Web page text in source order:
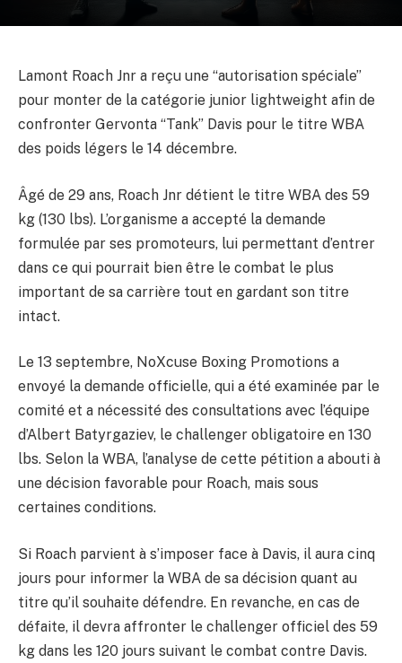
Lamont Roach Jnr a reçu une “autorisation spéciale”
pour monter de la catégorie junior lightweight afin de
confronter Gervonta “Tank” Davis pour le titre WBA
des poids légers le 14 décembre.
Âgé de 29 ans, Roach Jnr détient le titre WBA des 59
kg (130 lbs). L’organisme a accepté la demande
formulée par ses promoteurs, lui permettant d’entrer
dans ce qui pourrait bien être le combat le plus
important de sa carrière tout en gardant son titre
intact.
Le 13 septembre, NoXcuse Boxing Promotions a
envoyé la demande officielle, qui a été examinée par le
comité et a nécessité des consultations avec l’équipe
d’Albert Batyrgaziev, le challenger obligatoire en 130
lbs. Selon la WBA, l’analyse de cette pétition a abouti à
une décision favorable pour Roach, mais sous
certaines conditions.
Si Roach parvient à s’imposer face à Davis, il aura cinq
jours pour informer la WBA de sa décision quant au
titre qu’il souhaite défendre. En revanche, en cas de
défaite, il devra affronter le challenger officiel des 59
kg dans les 120 jours suivant le combat contre Davis.